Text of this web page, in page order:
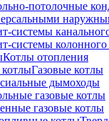
потолочные
системы
системы колонного
Котлы отопления
Газовые котлы
дымоходы
газовые котлы
газовые котлы